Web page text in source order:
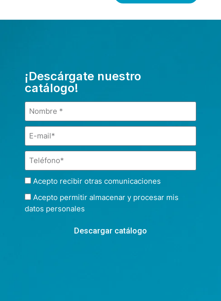
¡Descárgate nuestro
catálogo!
Acepto recibir otras comunicaciones
Acepto permitir almacenar y procesar mis
datos personales
Descargar catálogo